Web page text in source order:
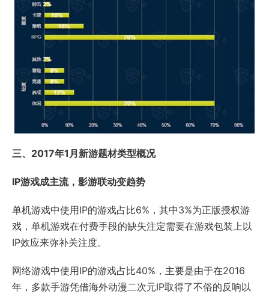
三、2017年1月新游题材类型概况
IP游戏成主流，影游联动变趋势
单机游戏中使用IP的游戏占比6%，其中3%为正版授权游
戏，单机游戏在付费手段的缺失注定需要在游戏包装上以
IP效应来弥补关注度。
网络游戏中使用IP的游戏占比40%，主要是由于在2016
年，多款手游凭借海外动漫二次元IP取得了不俗的反响以